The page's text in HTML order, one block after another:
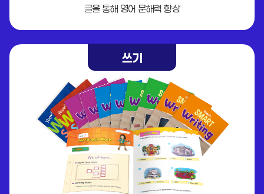
글을 통해 영어 문해력 향상
쓰기